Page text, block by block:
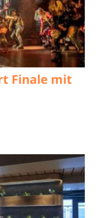
Finale mit